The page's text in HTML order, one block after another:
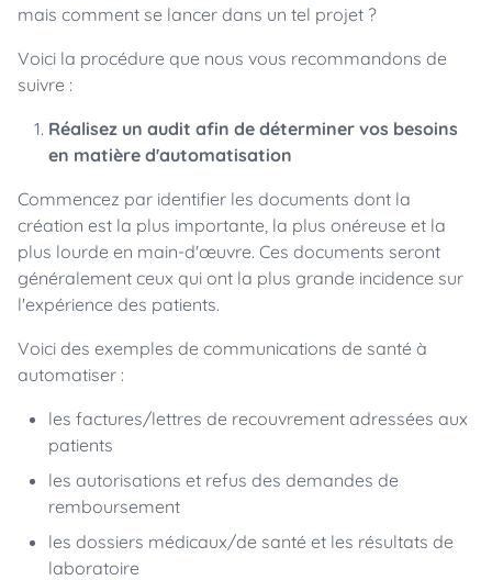
mais comment se lancer dans un tel projet ?
Voici la procédure que nous vous recommandons de
suivre :
Réalisez un audit afin de déterminer vos besoins
en matière d'automatisation
Commencez par identifier les documents dont la
création est la plus importante, la plus onéreuse et la
plus lourde en main-d'œuvre. Ces documents seront
généralement ceux qui ont la plus grande incidence sur
l'expérience des patients.
Voici des exemples de communications de santé à
automatiser :
les factures/lettres de recouvrement adressées aux
patients
les autorisations et refus des demandes de
remboursement
les dossiers médicaux/de santé et les résultats de
laboratoire